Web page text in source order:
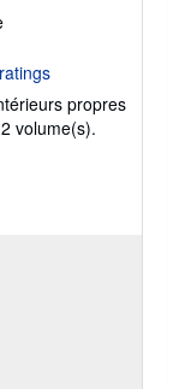
propres
volume(s).